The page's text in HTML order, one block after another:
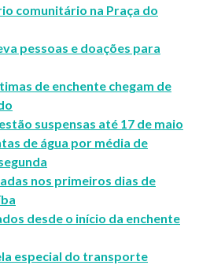
comunitário na Praça do
pessoas e doações para
de enchente chegam de
suspensas até 17 de maio
de água por média de
nos primeiros dias de
desde o início da enchente
especial do transporte